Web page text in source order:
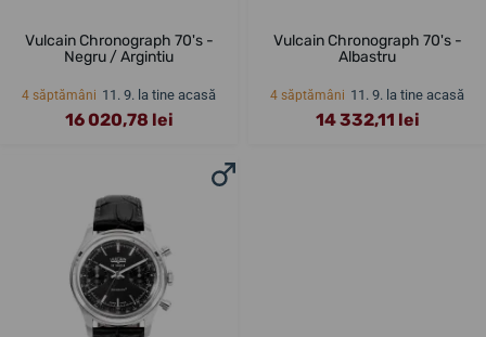
Vulcain Chronograph 70's -
Negru / Argintiu
4 săptămâni 11. 9. la tine acasă
16 020,78 lei
Vulcain Chronograph 70's -
Albastru
4 săptămâni 11. 9. la tine acasă
14 332,11 lei